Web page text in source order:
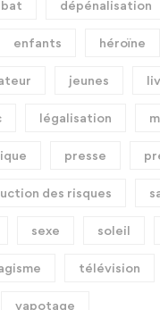
dépénalisation
enfants héroïne
jeunes
légalisation
presse
des risques
sexe soleil
télévision
vapotage